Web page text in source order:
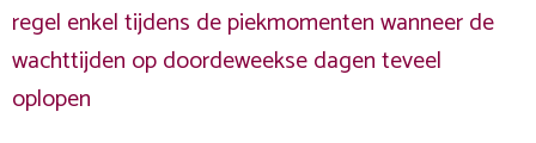
regel enkel tijdens de piekmomenten wanneer de
wachttijden op doordeweekse dagen teveel
oplopen